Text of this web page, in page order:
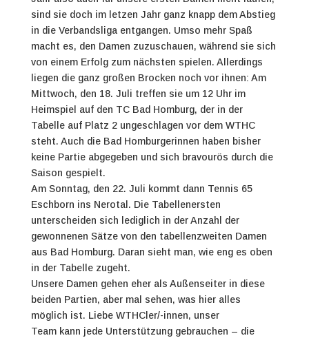
sind sie doch im letzen Jahr ganz knapp dem Abstieg
in die Verbandsliga entgangen. Umso mehr Spaß
macht es, den Damen zuzuschauen, während sie sich
von einem Erfolg zum nächsten spielen. Allerdings
liegen die ganz großen Brocken noch vor ihnen: Am
Mittwoch, den 18. Juli treffen sie um 12 Uhr im
Heimspiel auf den TC Bad Homburg, der in der
Tabelle auf Platz 2 ungeschlagen vor dem WTHC
steht. Auch die Bad Homburgerinnen haben bisher
keine Partie abgegeben und sich bravourös durch die
Saison gespielt.
Am Sonntag, den 22. Juli kommt dann Tennis 65
Eschborn ins Nerotal. Die Tabellenersten
unterscheiden sich lediglich in der Anzahl der
gewonnenen Sätze von den tabellenzweiten Damen
aus Bad Homburg. Daran sieht man, wie eng es oben
in der Tabelle zugeht.
Unsere Damen gehen eher als Außenseiter in diese
beiden Partien, aber mal sehen, was hier alles
möglich ist. Liebe WTHCler/-innen, unser
Team kann jede Unterstützung gebrauchen – die